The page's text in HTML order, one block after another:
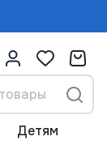
Детям